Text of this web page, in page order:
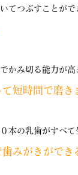
つぶすことがで
かみ切る能力が高
短時間で磨き
の乳歯がすべて
みがきができ